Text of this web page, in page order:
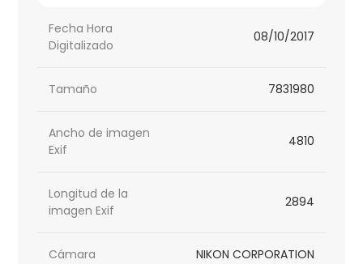
Fecha Hora
Digitalizado
08/10/2017
Tamaño 7831980
Ancho de imagen
Exif
4810
Longitud de la
imagen Exif
2894
Cámara NIKON CORPORATION